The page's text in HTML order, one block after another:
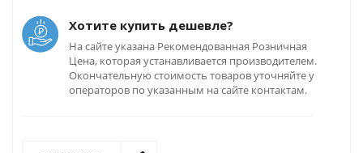
Хотите купить дешевле?
На сайте указана Рекомендованная Розничная
Цена, которая устанавливается производителем.
Окончательную стоимость товаров уточняйте у
операторов по указанным на сайте контактам.